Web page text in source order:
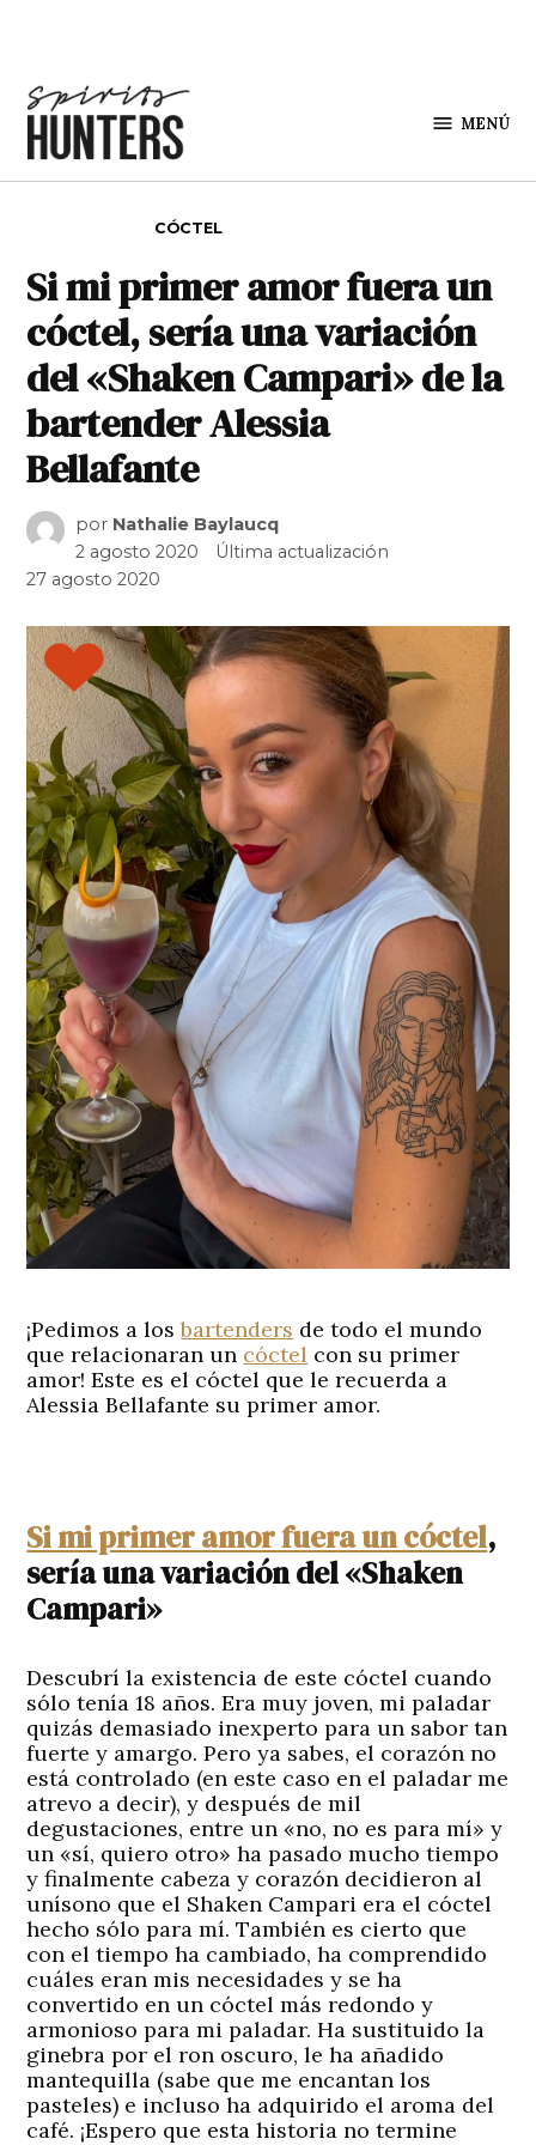
MENÚ
CÓCTEL
Si mi primer amor fuera un
cóctel, sería una variación
del «Shaken Campari» de la
bartender Alessia
Bellafante
por Nathalie Baylaucq
2 agosto 2020
Última actualización
27 agosto 2020
¡Pedimos a losbartenders de todo el mundo
que relacionaran un cóctel con su primer
amor! Este es el cóctel que le recuerda a
Alessia Bellafante su primer amor.
Si mi primer amor fuera un cóctel,
sería una variación del «Shaken
Campari»
Descubrí la existencia de este cóctel cuando
sólo tenía 18 años. Era muy joven, mi paladar
quizás demasiado inexperto para un sabor tan
fuerte y amargo. Pero ya sabes, el corazón no
está controlado (en este caso en el paladar me
atrevo a decir), y después de mil
degustaciones, entre un «no, no es para mí» y
un «sí, quiero otro» ha pasado mucho tiempo
y finalmente cabeza y corazón decidieron al
unísono que el Shaken Campari era el cóctel
hecho sólo para mí. También es cierto que
con el tiempo ha cambiado, ha comprendido
cuáles eran mis necesidades y se ha
convertido en un cóctel más redondo y
armonioso para mi paladar. Ha sustituido la
ginebra por el ron oscuro, le ha añadido
mantequilla (sabe que me encantan los
pasteles) e incluso ha adquirido el aroma del
café. ¡Espero que esta historia no termine